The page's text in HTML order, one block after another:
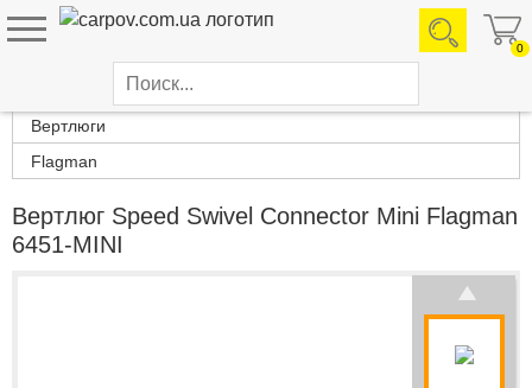
0
Каталог товаров
Вертлюги
Flagman
Вертлюг Speed Swivel Connector Mini Flagman
6451-MINI